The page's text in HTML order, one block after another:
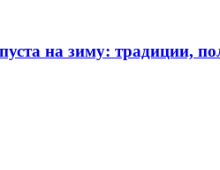
на зиму: традиции,